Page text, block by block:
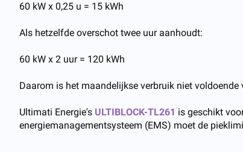
60 kW x 0,25 u = 15 kWh
Als hetzelfde overschot twee uur aanhoudt:
60 kW x 2 uur = 120 kWh
Daarom is het maandelijkse verbruik niet
Ultimati Energie's ULTIBLOCK-TL261 is geschikt
energiemanagementsysteem (EMS) moet de